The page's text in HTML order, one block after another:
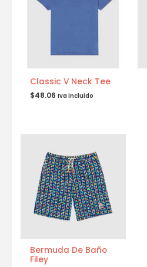
Classic V Neck Tee
$48.06 Iva incluido
Bermuda De Baño
Filey